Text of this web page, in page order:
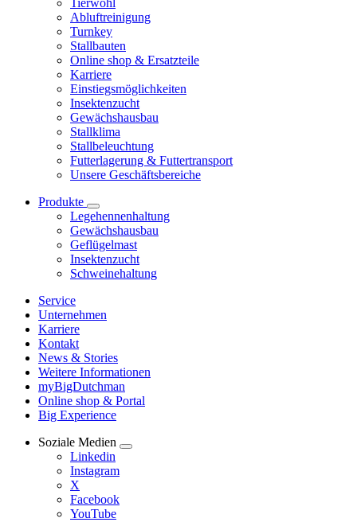
Tierwohl
Abluftreinigung
Turnkey
Stallbauten
Online shop & Ersatzteile
Karriere
Einstiegsmöglichkeiten
Insektenzucht
Gewächshausbau
Stallklima
Stallbeleuchtung
Futterlagerung & Futtertransport
Unsere Geschäftsbereiche
Produkte
Legehennenhaltung
Gewächshausbau
Geflügelmast
Insektenzucht
Schweinehaltung
Service
Unternehmen
Karriere
Kontakt
News & Stories
Weitere Informationen
myBigDutchman
Online shop & Portal
Big Experience
Soziale Medien
Linkedin
Instagram
X
Facebook
YouTube